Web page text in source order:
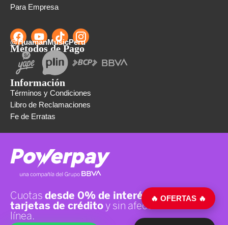
Para Empresa
@HuamanMusicPeru
Métodos de Pago
Información
Términos y Condiciones
Libro de Reclamaciones
Fe de Erratas
🔥 OFERTAS 🔥